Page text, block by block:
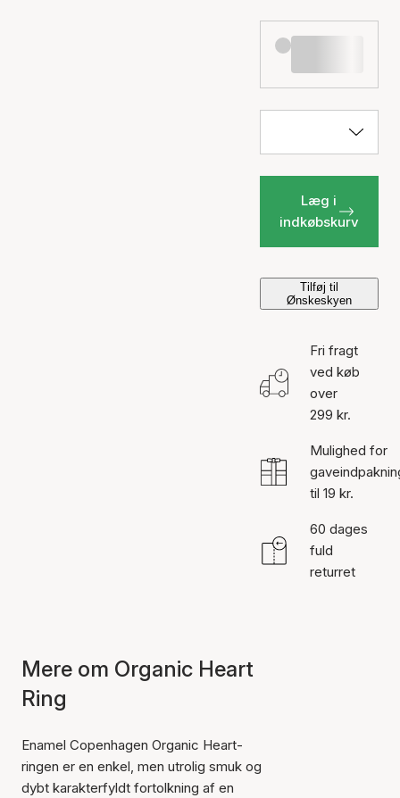
Læg i
indkøbskurv
Tilføj til
Ønskeskyen
Fri fragt
ved køb
over
299 kr.
Mulighed for
til 19 kr.
60 dages
fuld
returret
Mere om Organic Heart
Ring
Enamel Copenhagen Organic Heart-
ringen er en enkel, men utrolig smuk og
dybt karakterfyldt fortolkning af en